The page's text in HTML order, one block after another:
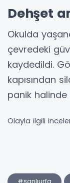
Dehşet
Okulda
çevredeki
kaydedildi.
kapısından
panik halinde
Olayla ilgili